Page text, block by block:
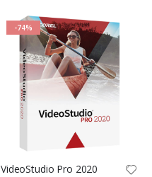
-74%
VideoStudio Pro 2020